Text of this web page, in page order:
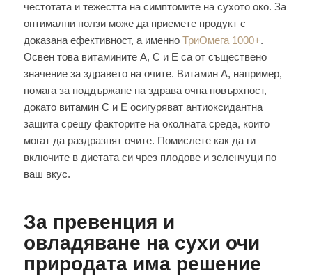
честотата и тежестта на симптомите на сухото око. За
оптимални ползи може да приемете продукт с
доказана ефективност, а именно ТриОмега 1000+.
Освен това витамините А, С и Е са от съществено
значение за здравето на очите. Витамин А, например,
помага за поддържане на здрава очна повърхност,
докато витамин С и Е осигуряват антиоксидантна
защита срещу факторите на околната среда, които
могат да раздразнят очите. Помислете как да ги
включите в диетата си чрез плодове и зеленчуци по
ваш вкус.
За превенция и
овладяване на сухи очи
природата има решение